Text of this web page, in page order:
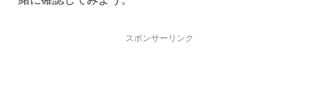
スポンサーリンク